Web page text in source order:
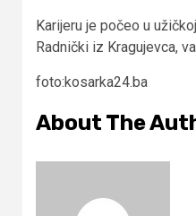
Karijeru je počeo u
Radnički iz Kragujevca,
foto:kosarka24.ba
About The